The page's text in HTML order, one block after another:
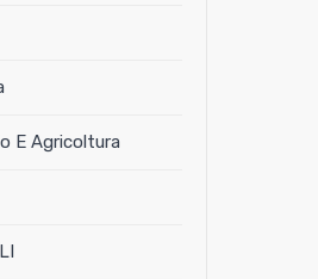
E Agricoltura